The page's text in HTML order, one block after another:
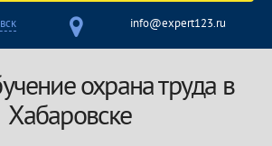
info@expert123.ru
охрана труда в
Хабаровске